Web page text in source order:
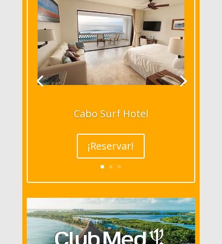
Cabo Surf Hotel
¡Reservar!